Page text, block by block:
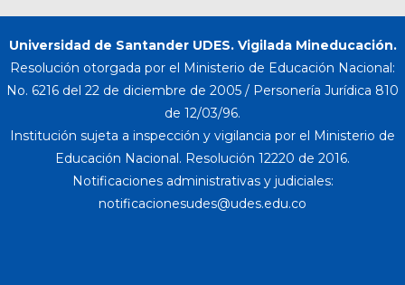
Universidad de Santander UDES. Vigilada Mineducación.
Resolución otorgada por el Ministerio de Educación Nacional:
No. 6216 del 22 de diciembre de 2005 / Personería Jurídica 810
de 12/03/96.
Institución sujeta a inspección y vigilancia por el Ministerio de
Educación Nacional. Resolución 12220 de 2016.
Notificaciones administrativas y judiciales: